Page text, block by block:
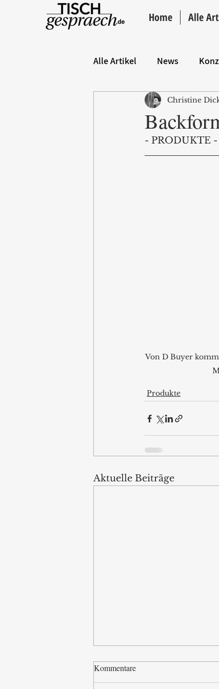
Home Alle
Alle Artikel News
Hintergrund ANZEIGE
Christine
- PRODUKTE -
Von D Buyer
Produkte
Aktuelle Beiträge
Kommentare